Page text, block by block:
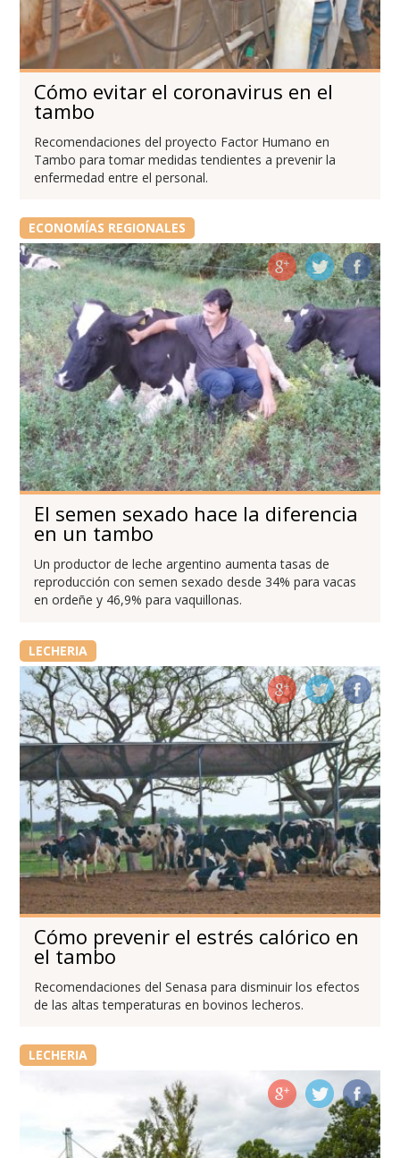
Cómo evitar el coronavirus en el
tambo
Recomendaciones del proyecto Factor Humano en
Tambo para tomar medidas tendientes a prevenir la
enfermedad entre el personal.
ECONOMÍAS REGIONALES
El semen sexado hace la diferencia
en un tambo
Un productor de leche argentino aumenta tasas de
reproducción con semen sexado desde 34% para vacas
en ordeñe y 46,9% para vaquillonas.
LECHERIA
Cómo prevenir el estrés calórico en
el tambo
Recomendaciones del Senasa para disminuir los efectos
de las altas temperaturas en bovinos lecheros.
LECHERIA